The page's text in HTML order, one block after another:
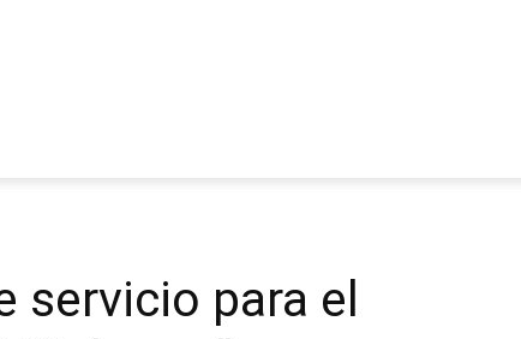
servicio para el